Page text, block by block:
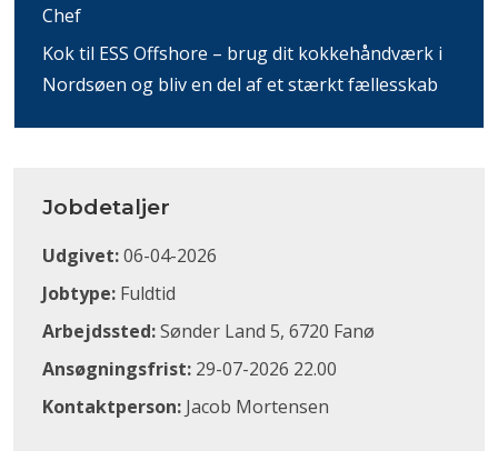
Chef
Kok til ESS Offshore – brug dit kokkehåndværk i
Nordsøen og bliv en del af et stærkt fællesskab
Jobdetaljer
Udgivet:06-04-2026
Jobtype: Fuldtid
Arbejdssted:Sønder Land 5, 6720 Fanø
Ansøgningsfrist: 29-07-2026 22.00
Kontaktperson: Jacob Mortensen